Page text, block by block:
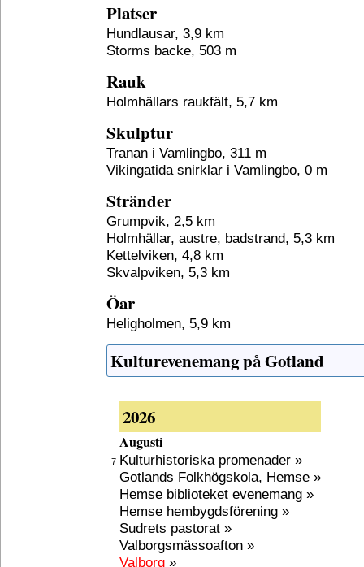
Platser
Hundlausar, 3,9 km
Storms backe, 503 m
Rauk
Holmhällars raukfält, 5,7 km
Skulptur
Tranan i Vamlingbo, 311 m
Vikingatida snirklar i Vamlingbo, 0 m
Stränder
Grumpvik, 2,5 km
Holmhällar, austre, badstrand, 5,3 km
Kettelviken, 4,8 km
Skvalpviken, 5,3 km
Öar
Heligholmen, 5,9 km
Kulturevenemang på Gotland
2026
Augusti
7 Kulturhistoriska promenader »
Gotlands Folkhögskola, Hemse »
Hemse biblioteket evenemang »
Hemse hembygdsförening »
Sudrets pastorat »
Valborgsmässoafton »
Valborg »